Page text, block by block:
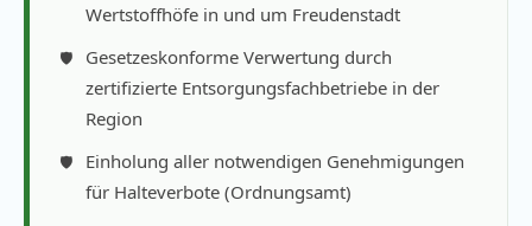
Wertstoffhöfe in und um Freudenstadt
Gesetzeskonforme Verwertung durch
zertifizierte Entsorgungsfachbetriebe in der
Region
Einholung aller notwendigen Genehmigungen
für Halteverbote (Ordnungsamt)